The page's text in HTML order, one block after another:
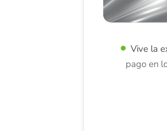
Vive la
pago en